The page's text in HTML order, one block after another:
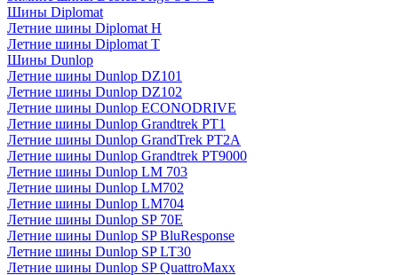
Шины Diplomat
Летние шины Diplomat H
Летние шины Diplomat T
Шины Dunlop
Летние шины Dunlop DZ101
Летние шины Dunlop DZ102
Летние шины Dunlop ECONODRIVE
Летние шины Dunlop Grandtrek PT1
Летние шины Dunlop GrandTrek PT2A
Летние шины Dunlop Grandtrek PT9000
Летние шины Dunlop LM 703
Летние шины Dunlop LM702
Летние шины Dunlop LM704
Летние шины Dunlop SP 70E
Летние шины Dunlop SP BluResponse
Летние шины Dunlop SP LT30
Летние шины Dunlop SP QuattroMaxx